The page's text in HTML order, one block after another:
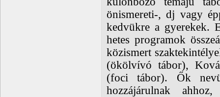
önismereti-, dj vagy
kedvükre a gyerekek.
hetes programok
közismert
(ökölvívó tábor),
(foci tábor). Ők
hozzájárulnak